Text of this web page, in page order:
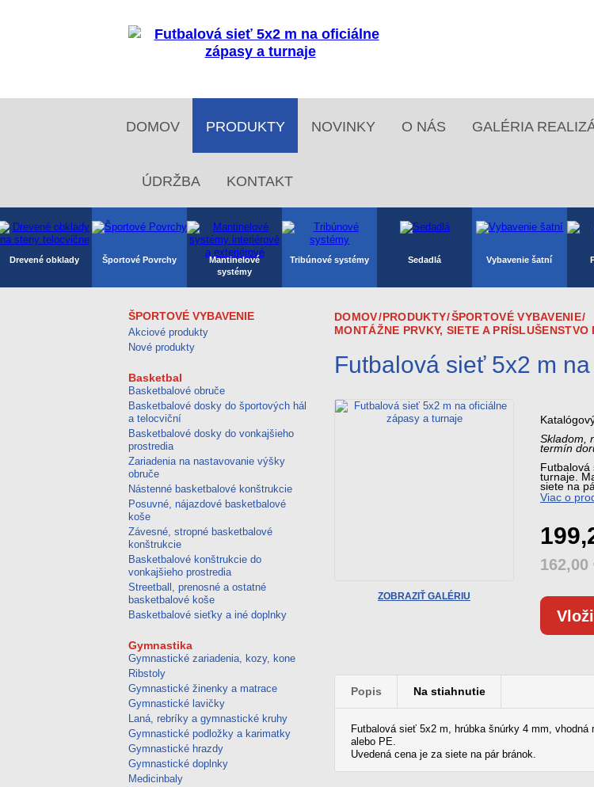
DOMOV PRODUKTY NOVINKY O NÁS GALÉRIA
ÚDRŽBA KONTAKT
Drevené obklady Športové Povrchy
Mantinelové
systémy
Tribúnové systémy Sedadlá Vybavenie šatní
Stolný tenis, ping
výsledkov a skóre
športovísk
ŠPORTOVÉ VYBAVENIE
Akciové produkty
Nové produkty
Basketbal
Basketbalové obruče
Basketbalové dosky do športových hál
a telocviční
Basketbalové dosky do vonkajšieho
prostredia
Zariadenia na nastavovanie výšky
obruče
Nástenné basketbalové konštrukcie
Posuvné, nájazdové basketbalové
koše
Závesné, stropné basketbalové
konštrukcie
Basketbalové konštrukcie do
vonkajšieho prostredia
Streetball, prenosné a ostatné
basketbalové koše
Basketbalové sieťky a iné doplnky
Gymnastika
Gymnastické zariadenia, kozy, kone
Ribstoly
Gymnastické žinenky a matrace
Gymnastické lavičky
Laná, rebríky a gymnastické kruhy
Gymnastické podložky a karimatky
Gymnastické hrazdy
Gymnastické doplnky
Medicinbaly
DOMOV/PRODUKTY/ŠPORTOVÉ VYBAVENIE/
MONTÁŽNE PRVKY, SIETE A
Futbalová sieť 5x2 m
ZOBRAZIŤ GALÉRIU
Skladom,
termín
Futbalová
turnaje.
siete na
Viac o
162,00
Popis Na stiahnutie
Futbalová sieť 5x2 m, hrúbka šnúrky 4 mm,
alebo PE.
Uvedená cena je za siete na pár bránok.